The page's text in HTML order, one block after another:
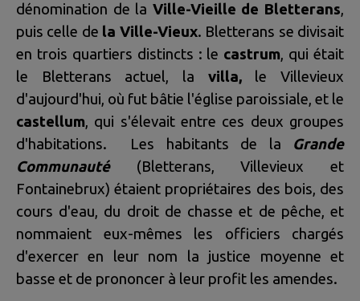
dénomination de la Ville-Vieille de Bletterans,
puis celle de la Ville-Vieux. Bletterans se divisait
en trois quartiers distincts : le castrum, qui était
le Bletterans actuel, la villa,le Villevieux
d'aujourd'hui, où fut bâtie l'église paroissiale, et le
castellum, qui s'élevait entre ces deux groupes
d'habitations. Les habitants de la Grande
Communauté
(Bletterans, Villevieux et
Fontainebrux) étaient propriétaires des bois, des
cours d'eau, du droit de chasse et de pêche, et
nommaient eux-mêmes les officiers chargés
d'exercer en leur nom la justice moyenne et
basse et de prononcer à leur profit les amendes.